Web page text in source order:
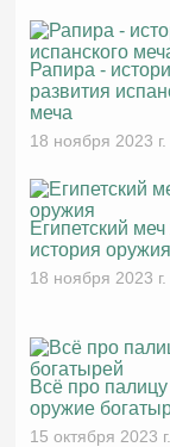
Рапира -
развития
меча
18 ноября 2023 г.
Египетский
история оружия
18 ноября 2023 г.
Всё про
оружие
15 октября 2023 г.